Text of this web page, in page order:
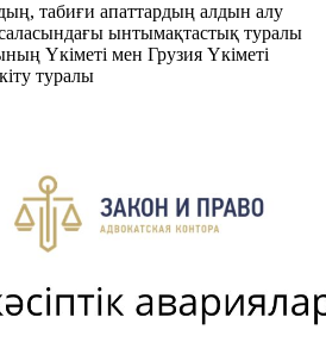
табиғи апаттардың алдын алу
ынтымақтастық туралы
Үкіметі мен Грузия Үкіметі
туралы